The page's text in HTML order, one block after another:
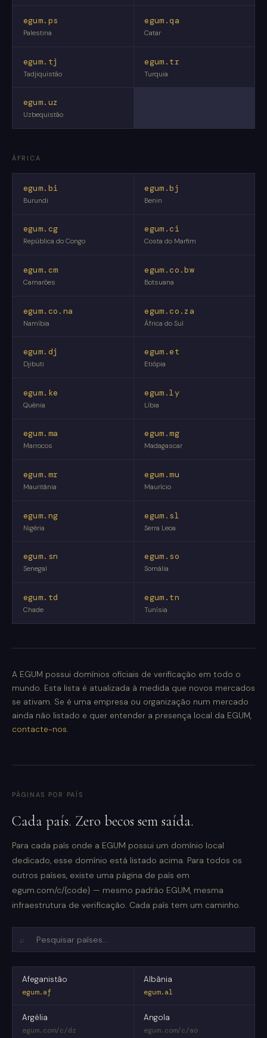
egum.ps
Palestina
egum.qa
Catar
egum.tj
Tadjiquistão
egum.tr
Turquia
egum.uz
Uzbequistão
ÁFRICA
egum.bi
Burundi
egum.bj
Benin
egum.cg
República do Congo
egum.ci
Costa do Marfim
egum.cm
Camarões
egum.co.bw
Botsuana
egum.co.na
Namíbia
egum.co.za
África do Sul
egum.dj
Djibuti
egum.et
Etiópia
egum.ke
Quênia
egum.ly
Líbia
egum.ma
Marrocos
egum.mg
Madagascar
egum.mr
Mauritânia
egum.mu
Maurício
egum.ng
Nigéria
egum.sl
Serra Leoa
egum.sn
Senegal
egum.so
Somália
egum.td
Chade
egum.tn
Tunísia
A EGUM possui domínios oficiais de verificação em todo o
mundo. Esta lista é atualizada à medida que novos mercados
se ativam. Se é uma empresa ou organização num mercado
ainda não listado e quer entender a presença local da EGUM,
contacte-nos.
PÁGINAS POR PAÍS
Cada país. Zero becos sem saída.
Para cada país onde a EGUM possui um domínio local
dedicado, esse domínio está listado acima. Para todos os
outros países, existe uma página de país em
egum.com/c/{code} — mesmo padrão EGUM, mesma
infraestrutura de verificação. Cada país tem um caminho.
⌕
Afeganistão
egum.af
Albânia
egum.al
Argélia
egum.com/c/dz
Angola
egum.com/c/ao